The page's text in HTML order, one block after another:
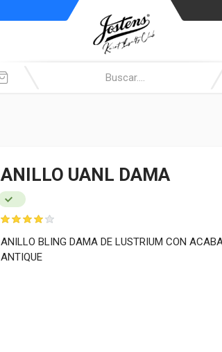
ANILLO UANL DAMA
ANILLO BLING DAMA DE LUSTRIUM CON
ANTIQUE